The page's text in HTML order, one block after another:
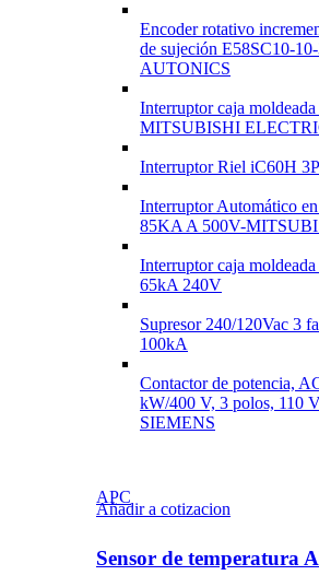
Encoder rotativo
de sujeción E58SC10-
AUTONICS
Interruptor caja
MITSUBISHI
Interruptor Riel iC60H
Interruptor Automático
85KA A 500V-
Interruptor caja
65kA 240V
Supresor 240/120Vac 3
100kA
Contactor de potencia,
kW/400 V, 3 polos, 110
SIEMENS
APC
Añadir a cotizacion
Sensor de temperatura